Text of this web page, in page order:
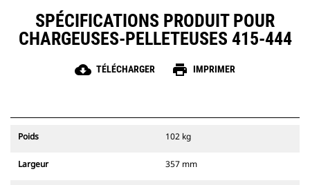
SPÉCIFICATIONS PRODUIT POUR
CHARGEUSES-PELLETEUSES 415-444
cloud_download TÉLÉCHARGER print IMPRIMER
Poids 102 kg
Largeur 357 mm